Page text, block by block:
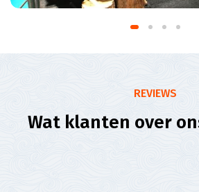
REVIEWS
Wat klanten over